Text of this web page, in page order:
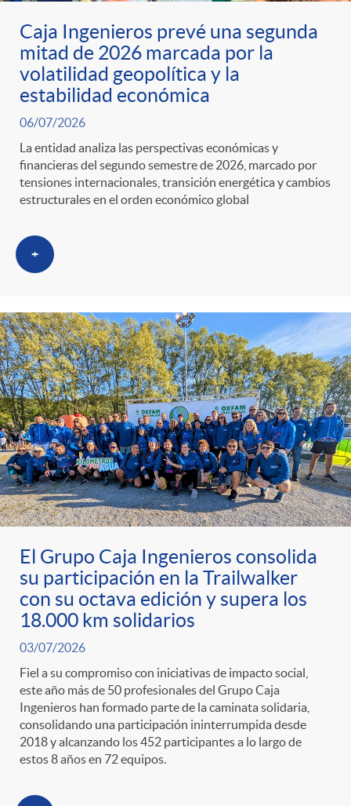
Caja Ingenieros prevé una segunda
mitad de 2026 marcada por la
volatilidad geopolítica y la
estabilidad económica
06/07/2026
La entidad analiza las perspectivas económicas y
financieras del segundo semestre de 2026, marcado por
tensiones internacionales, transición energética y cambios
estructurales en el orden económico global
+
El Grupo Caja Ingenieros consolida
su participación en la Trailwalker
con su octava edición y supera los
18.000 km solidarios
03/07/2026
Fiel a su compromiso con iniciativas de impacto social,
este año más de 50 profesionales del Grupo Caja
Ingenieros han formado parte de la caminata solidaria,
consolidando una participación ininterrumpida desde
2018 y alcanzando los 452 participantes a lo largo de
estos 8 años en 72 equipos.